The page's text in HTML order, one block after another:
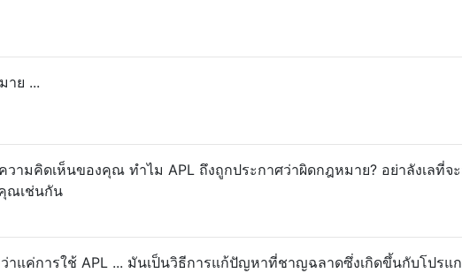
าย ...
วามคิดเห็นของคุณ ทำไม APL ถึงถูกประกาศว่าผิดกฎหมาย? อย่าลังเลที่จ
ณเช่นกัน
าแค่การใช้ APL ... มันเป็นวิธีการแก้ปัญหาที่ชาญฉลาดซึ่งเกิดขึ้นกับโปรแ